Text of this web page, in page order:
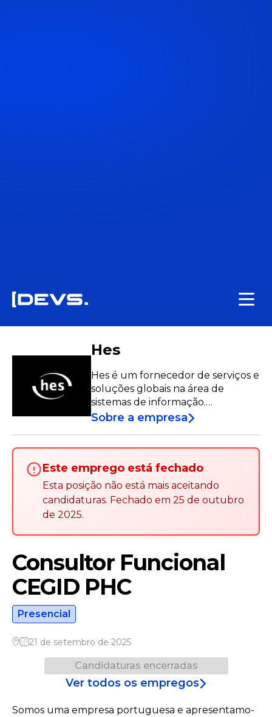
Hes
Hes é um fornecedor de serviços e
soluções globais na área de
sistemas de informação.
Apresenta-se no mercado como
personalizadas para atender às
necessidades de cada cliente,
oferecendo serviços de
Sobre a empresa
Este emprego está fechado
Esta posição não está mais aceitando
candidaturas. Fechado em 25 de outubro
de 2025.
Consultor Funcional
CEGID PHC
Presencial
21 de setembro de 2025
Candidaturas encerradas
Ver todos os empregos
Somos uma empresa portuguesa e apresentamo-